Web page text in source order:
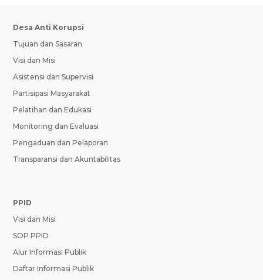
Desa Anti Korupsi
Tujuan dan Sasaran
Visi dan Misi
Asistensi dan Supervisi
Partisipasi Masyarakat
Pelatihan dan Edukasi
Monitoring dan Evaluasi
Pengaduan dan Pelaporan
Transparansi dan Akuntabilitas
PPID
Visi dan Misi
SOP PPID
Alur Informasi Publik
Daftar Informasi Publik